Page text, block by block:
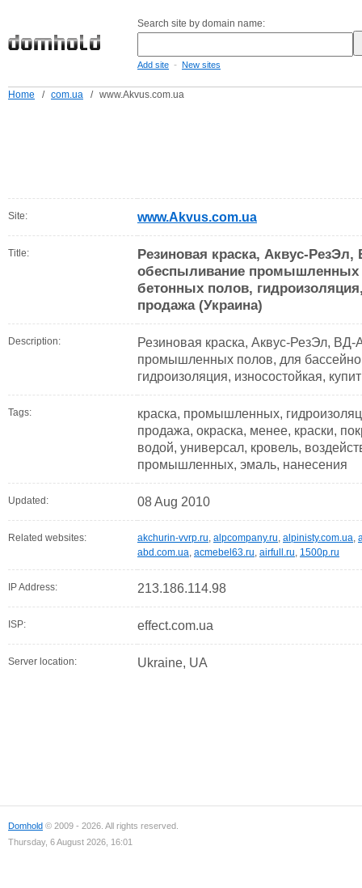
Search site by domain name:
Add site - New sites
Home / com.ua / www.Akvus.com.ua
Site: www.Akvus.com.ua
Title:
Резиновая краска, Аквус-
обеспыливание промышленных
бетонных полов,
продажа (Украина)
Description:
Резиновая краска, Аквус-РезЭл,
промышленных полов, для
гидроизоляция, износостойкая,
Tags:
краска, промышленных,
продажа, окраска, менее, краски,
водой, универсал, кровель,
промышленных, эмаль, нанесения
Updated: 08 Aug 2010
Related websites: akchurin-vvrp.ru, alpcompany.ru, alpinisty.com.ua,
abd.com.ua, acmebel63.ru, airfull.ru, 1500p.ru
IP Address: 213.186.114.98
ISP: effect.com.ua
Server location: Ukraine, UA
Domhold © 2009 - 2026. All rights reserved.
Thursday, 6 August 2026, 16:01